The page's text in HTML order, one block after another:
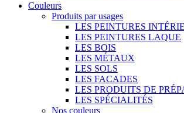
Couleurs
Produits par usages
LES PEINTURES
LES PEINTURES LAQUE
LES BOIS
LES MÉTAUX
LES SOLS
LES FACADES
LES PRODUITS DE
LES SPÉCIALITÉS
Nos couleurs